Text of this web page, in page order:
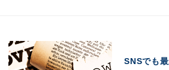
SNSでも